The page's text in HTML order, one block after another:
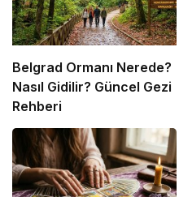
Belgrad Ormanı Nerede?
Nasıl Gidilir? Güncel Gezi
Rehberi